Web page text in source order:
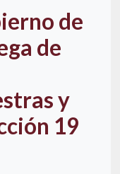
de
de
y
19